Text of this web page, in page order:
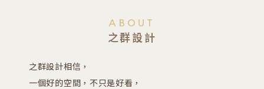
ABOUT
之群設計
之群設計相信，
一個好的空間，不只是好看，